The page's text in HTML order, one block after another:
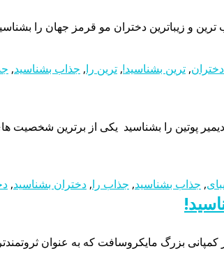
و زیباترین دختران مو قرمز جهان را
, ترین بشناسید!, ترین را, جذاب بشناسید,
پوتین را بشناسید یکی از برترین
, جذاب بشناسید, جذاب را, دختران بشناسید,
کمپانی بزرگ مایکروسافت که به عنوان